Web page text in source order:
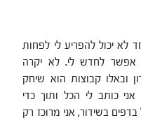
יכול להפריע לי לפחות
אפשר לחדש לי. לא יקרה
ובאלו קבוצות הוא שיחק
כותב לי הכל ותוך כדי
בשידור, אני מרוכז רק